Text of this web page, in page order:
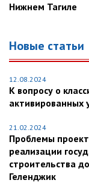
Нижнем Тагиле
Новые статьи
12.08.2024
К вопросу о
активированных
21.02.2024
Проблемы
реализации
строительства
Геленджик